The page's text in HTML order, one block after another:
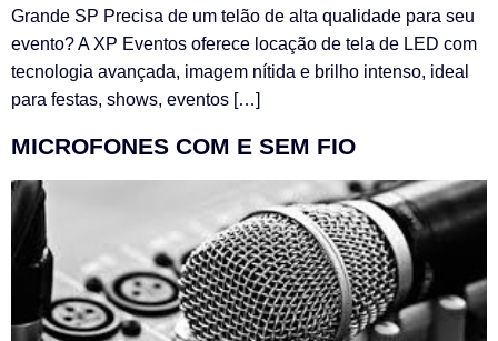
Grande SP Precisa de um telão de alta qualidade para seu
evento? A XP Eventos oferece locação de tela de LED com
tecnologia avançada, imagem nítida e brilho intenso, ideal
para festas, shows, eventos […]
MICROFONES COM E SEM FIO